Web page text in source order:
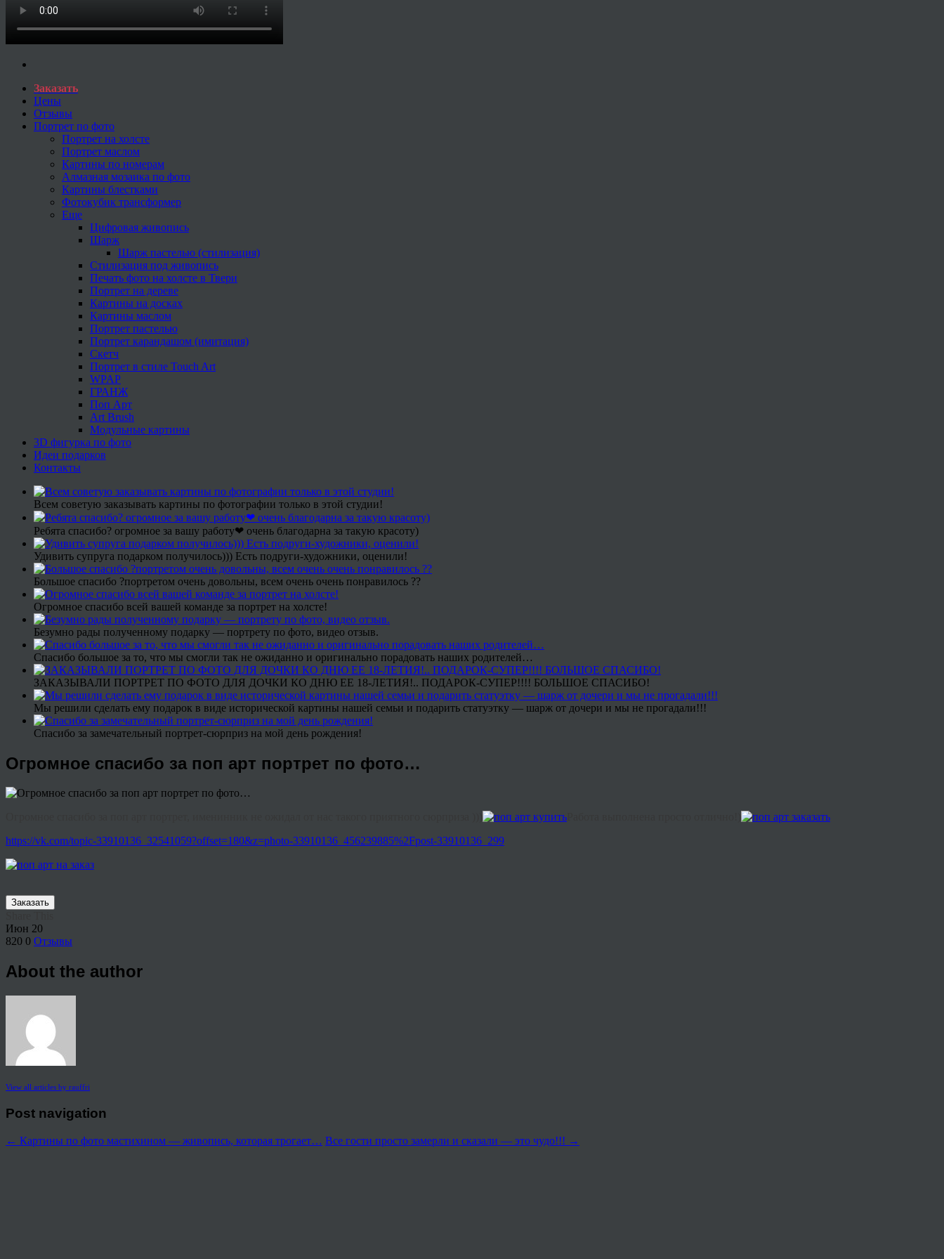
Заказать
Цены
Отзывы
Портрет по фото
Портрет на холсте
Портрет маслом
Картины по номерам
Алмазная мозаика по фото
Картины блестками
Фотокубик трансформер
Еще
Цифровая живопись
Шарж
Шарж пастелью (стилизация)
Стилизация под живопись
Печать фото на холсте в Твери
Портрет на дереве
Картины на досках
Картины маслом
Портрет пастелью
Портрет карандашом (имитация)
Скетч
Портрет в стиле Touch Art
WPAP
ГРАНЖ
Поп Арт
Art Brush
Модульные картины
3D фигурка по фото
Идеи подарков
Контакты
Всем советую заказывать картины по фотографии только в этой студии!
Ребята спасибо? огромное за вашу работу❤ очень благодарна за такую красоту)
Удивить супруга подарком получилось))) Есть подруги-художники, оценили!
Большое спасибо ?портретом очень довольны, всем очень очень понравилось ??
Огромное спасибо всей вашей команде за портрет на холсте!
Безумно рады полученному подарку — портрету по фото, видео отзыв.
Спасибо большое за то, что мы смогли так не ожиданно и оригинально порадовать наших родителей…
ЗАКАЗЫВАЛИ ПОРТРЕТ ПО ФОТО ДЛЯ ДОЧКИ КО ДНЮ ЕЕ 18-ЛЕТИЯ!.. ПОДАРОК-СУПЕР!!!! БОЛЬШОЕ СПАСИБО!
Мы решили сделать ему подарок в виде исторической картины нашей семьи и подарить статуэтку — шарж от дочери и мы не прогадали!!!
Спасибо за замечательный портрет-сюрприз на мой день рождения!
Огромное спасибо за поп арт портрет по фото…
https://vk.com/topic-33910136_32541059?offset=180&z=photo-33910136_456239885%2Fpost-33910136_299
Заказать
Июн 20
820 0 Отзывы
About the author
View all articles by rauffri
Post navigation
← Картины по фото мастихином — живопись, которая трогает… Все гости просто замерли и сказали — это чудо!!! →